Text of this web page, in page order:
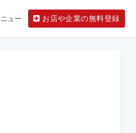
ニュー お店や企業の無料登録